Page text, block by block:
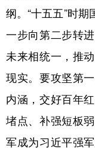
纲。“十五五”时
一步向第二步转
未来相统一，推
现实。要攻坚第
内涵，交好百年
堵点、补强短板
军成为习近平强